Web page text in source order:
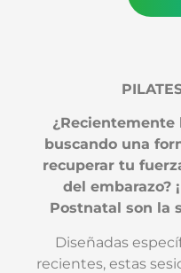
¿Recientemente
buscando una
recuperar tu
del embarazo?
Postnatal son la
Diseñadas
recientes, estas